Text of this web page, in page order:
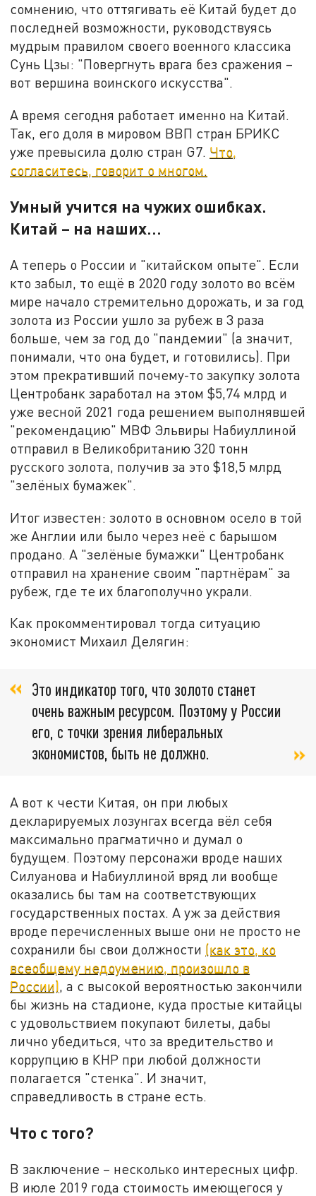
сомнению, что оттягивать её Китай будет до
последней возможности, руководствуясь
мудрым правилом своего военного классика
Сунь Цзы: "Повергнуть врага без сражения –
вот вершина воинского искусства".
А время сегодня работает именно на Китай.
Так, его доля в мировом ВВП стран БРИКС
уже превысила долю стран G7. Что,
согласитесь, говорит о многом.
Умный учится на чужих ошибках.
Китай – на наших…
А теперь о России и "китайском опыте". Если
кто забыл, то ещё в 2020 году золото во всём
мире начало стремительно дорожать, и за год
золота из России ушло за рубеж в 3 раза
больше, чем за год до "пандемии" (а значит,
понимали, что она будет, и готовились). При
этом прекративший почему-то закупку золота
Центробанк заработал на этом $5,74 млрд и
уже весной 2021 года решением выполнявшей
"рекомендацию" МВФ Эльвиры Набиуллиной
отправил в Великобританию 320 тонн
русского золота, получив за это $18,5 млрд
"зелёных бумажек".
Итог известен: золото в основном осело в той
же Англии или было через неё с барышом
продано. А "зелёные бумажки" Центробанк
отправил на хранение своим "партнёрам" за
рубеж, где те их благополучно украли.
Как прокомментировал тогда ситуацию
экономист Михаил Делягин:
Это индикатор того, что золото станет
очень важным ресурсом. Поэтому у России
его, с точки зрения либеральных
экономистов, быть не должно.
А вот к чести Китая, он при любых
декларируемых лозунгах всегда вёл себя
максимально прагматично и думал о
будущем. Поэтому персонажи вроде наших
Силуанова и Набиуллиной вряд ли вообще
оказались бы там на соответствующих
государственных постах. А уж за действия
вроде перечисленных выше они не просто не
сохранили бы свои должности (как это, ко
всеобщему недоумению, произошло в
России), а с высокой вероятностью закончили
бы жизнь на стадионе, куда простые китайцы
с удовольствием покупают билеты, дабы
лично убедиться, что за вредительство и
коррупцию в КНР при любой должности
полагается "стенка". И значит,
справедливость в стране есть.
Что с того?
В заключение – несколько интересных цифр.
В июле 2019 года стоимость имеющегося у